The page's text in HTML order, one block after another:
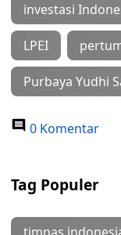
investasi
LPEI
Purbaya Yudhi
0 Komentar
Tag Populer